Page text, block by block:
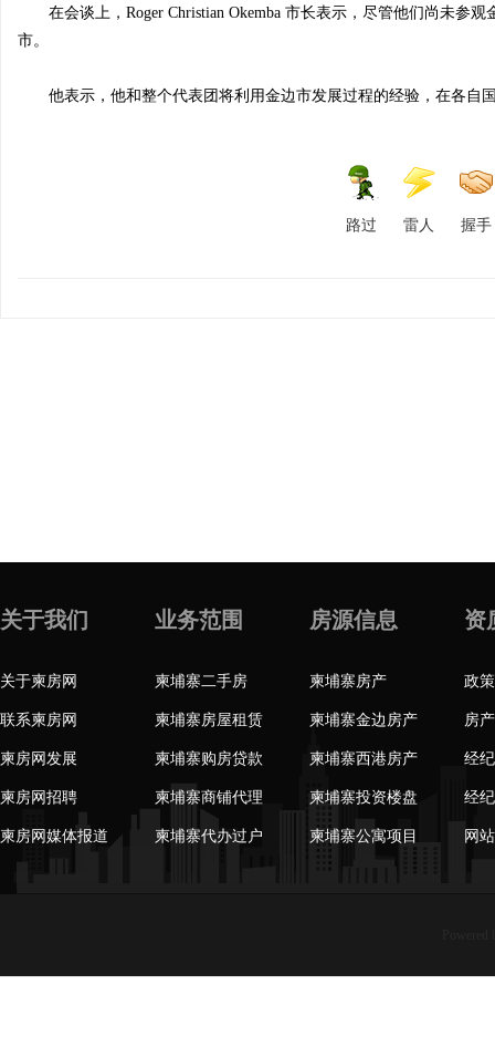
在会谈上，Roger Christian Okemba 市长表示，尽管他们尚未参
市。
他表示，他和整个代表团将利用金边市发展过程的经验，在各自
路过 雷人 握手
关于我们
关于柬房网
联系柬房网
柬房网发展
柬房网招聘
柬房网媒体报道
业务范围
柬埔寨二手房
柬埔寨房屋租赁
柬埔寨购房贷款
柬埔寨商铺代理
柬埔寨代办过户
房源信息
柬埔寨房产
柬埔寨金边房产
柬埔寨西港房产
柬埔寨投资楼盘
柬埔寨公寓项目
资
政
房
经
经
网